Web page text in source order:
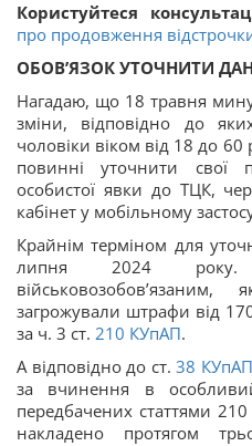
Користуйтеся
про продовження
ОБОВ’ЯЗОК УТОЧНИТИ
Нагадаю, що 18 травня
зміни, відповідно до яких
чоловіки віком від 18 до 60
повинні уточнити свої
особистої явки до ТЦК,
кабінет у мобільному
Крайнім терміном для
липня 2024
загрожували штрафи від
за ч. 3 ст. 210 КУпАП.
А відповідно до ст. 38 КУпАП
за вчинення в
передбачених статтями 210
накладено протягом